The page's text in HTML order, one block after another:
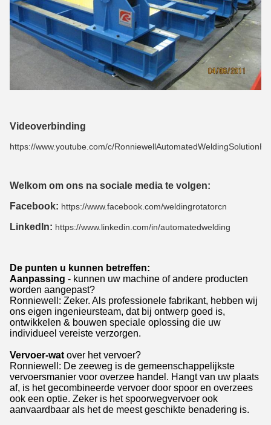
Videoverbinding
https://www.youtube.com/c/
Welkom om ons na sociale media te volgen:
Facebook: https://www.facebook.com/weldingrotatorcn
LinkedIn: https://www.linkedin.com/in/automatedwelding
De punten u kunnen betreffen:
Aanpassing - kunnen uw machine of andere producten
worden aangepast?
Ronniewell: Zeker. Als professionele fabrikant, hebben wij
ons eigen ingenieursteam, dat bij ontwerp goed is,
ontwikkelen & bouwen speciale oplossing die uw
individueel vereiste verzorgen.
Vervoer-wat over het vervoer?
Ronniewell: De zeeweg is de gemeenschappelijkste
vervoersmanier voor overzee handel. Hangt van uw plaats
af, is het gecombineerde vervoer door spoor en overzees
ook een optie. Zeker is het spoorwegvervoer ook
aanvaardbaar als het de meest geschikte benadering is.